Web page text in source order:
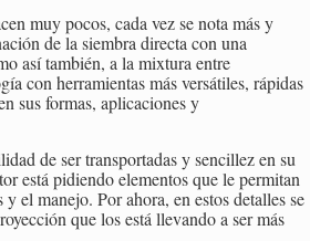
muy pocos, cada vez se nota más y
de la siembra directa con una
así también, a la mixtura entre
con herramientas más versátiles, rápidas
sus formas, aplicaciones y
de ser transportadas y sencillez en su
está pidiendo elementos que le permitan
el manejo. Por ahora, en estos detalles se
que los está llevando a ser más